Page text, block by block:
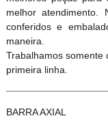
melhor atendimento.
conferidos e
maneira.
Trabalhamos somente
primeira linha.
BARRA AXIAL